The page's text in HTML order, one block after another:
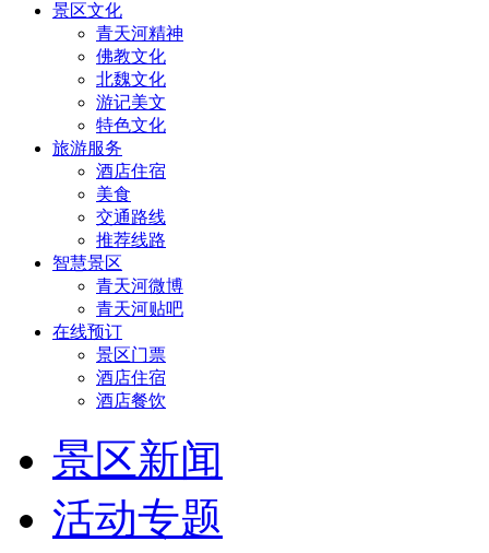
景区文化
青天河精神
佛教文化
北魏文化
游记美文
特色文化
旅游服务
酒店住宿
美食
交通路线
推荐线路
智慧景区
青天河微博
青天河贴吧
在线预订
景区门票
酒店住宿
酒店餐饮
景区新闻
活动专题